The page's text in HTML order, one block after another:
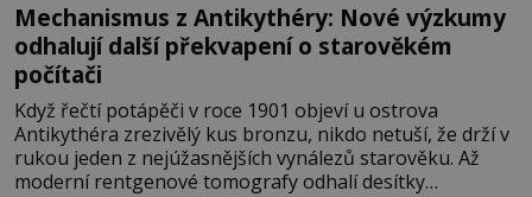
Mechanismus z Antikythéry: Nové výzkumy
odhalují další překvapení o starověkém
počítači
Když řečtí potápěči v roce 1901 objeví u ostrova
Antikythéra zrezivělý kus bronzu, nikdo netuší, že drží v
rukou jeden z nejúžasnějších vynálezů starověku. Až
moderní rentgenové tomografy odhalí desítky